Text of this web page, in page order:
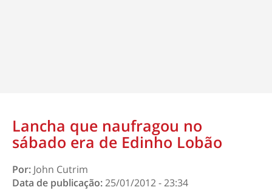
Lancha que naufragou no
sábado era de Edinho Lobão
Por: John Cutrim
Data de publicação:25/01/2012 - 23:34